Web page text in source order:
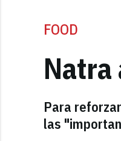
FOOD
Natra
Para
las